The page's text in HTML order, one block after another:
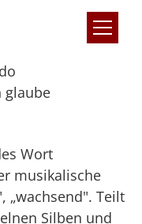
Wort
musikalische
„wachsend". Teilt
Silben und